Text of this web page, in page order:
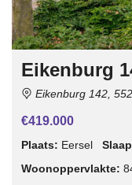
Eikenburg
Eikenburg 142,
€419.000
Plaats: Eersel
Woonoppervlakte: